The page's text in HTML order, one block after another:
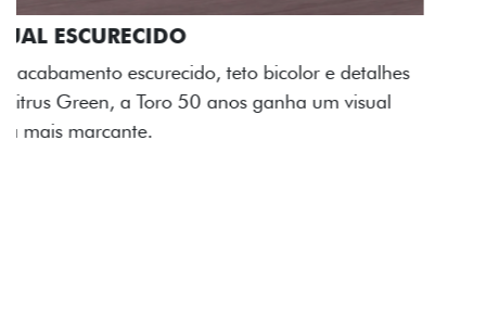
ADESIVOS ESTILIZADOS
Os adesivos aplicados no capô e nas laterais
reforçam a identidade única dessa edição para lá de
comemorativa.